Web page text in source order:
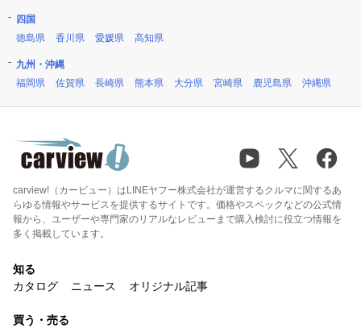
四国
徳島県
香川県 愛媛県 高知県
九州・沖縄
福岡県
佐賀県 長崎県 熊本県 大分県 宮崎県 鹿児島県 沖縄県
carview!（カービュー）はLINEヤフー株式会社が運営するクルマに関するあ
らゆる情報やサービスを提供するサイトです。価格やスペックなどの公式情
報から、ユーザーや専門家のリアルなレビューまで購入検討に役立つ情報を
多く掲載しています。
知る
カタログ
ニュース オリジナル記事
買う・売る